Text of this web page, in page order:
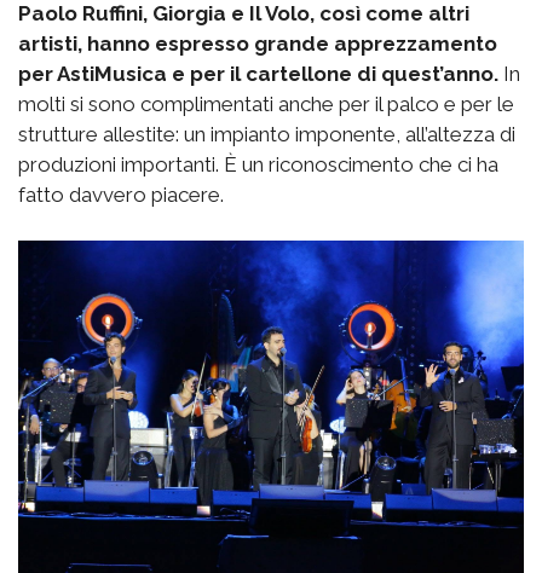
Paolo Ruffini, Giorgia e Il Volo, così come altri
artisti, hanno espresso grande apprezzamento
per AstiMusica e per il cartellone di quest’anno. In
molti si sono complimentati anche per il palco e per le
strutture allestite: un impianto imponente, all’altezza di
produzioni importanti. È un riconoscimento che ci ha
fatto davvero piacere.